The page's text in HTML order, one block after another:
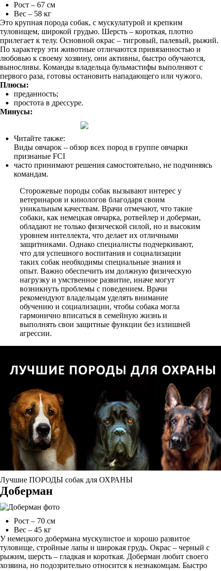
Рост – 67 см
Вес – 58 кг
Это крупная порода собак, с мускулатурой и крепким
туловищем, широкой грудью. Шерсть – короткая, плотно
прилегает к телу. Основной окрас – тигровый, палевый, рыжий.
По характеру эти животные отличаются привязанностью и
любовью к своему хозяину, они активны, быстро обучаются,
выносливы. Команды владельца бульмастифы выполняют с
первого раза, готовы остановить нападающего или чужого.
Плюсы:
преданность;
простота в дрессуре.
Минусы:
Читайте также:
Виды овчарок – обзор всех пород в группе овчарки
признаные FCI
часто принимают решения самостоятельно, не подчиняясь
командам.
Сторожевые породы собак вызывают интерес у
ветеринаров и кинологов благодаря своим
уникальным качествам. Врачи отмечают, что такие
собаки, как немецкая овчарка, ротвейлер и доберман,
обладают не только физической силой, но и высоким
уровнем интеллекта, что делает их отличными
защитниками. Однако специалисты подчеркивают,
что для успешного воспитания и социализации
таких собак необходимы специальные знания и
опыт. Важно обеспечить им должную физическую
нагрузку и умственное развитие, иначе могут
возникнуть проблемы с поведением. Врачи
рекомендуют владельцам уделять внимание
обучению и социализации, чтобы собака могла
гармонично вписаться в семейную жизнь и
выполнять свои защитные функции без излишней
агрессии.
Лучшие ПОРОДЫ собак для ОХРАНЫ
Доберман
Рост – 70 см
Вес – 45 кг
У немецкого добермана мускулистое и хорошо развитое
туловище, стройные лапы и широкая грудь. Окрас – черный с
рыжим, шерсть – гладкая и короткая. Доберман любит своего
хозяина, но подозрительно относится к незнакомцам. Быстро